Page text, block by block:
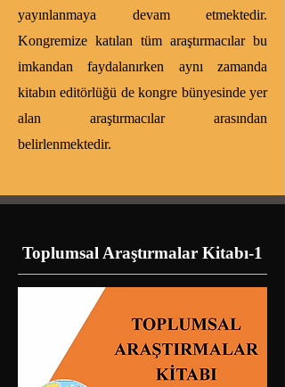
yayınlanmaya devam etmektedir.
Kongremize katılan tüm araştırmacılar bu
imkandan faydalanırken aynı zamanda
kitabın editörlüğü de kongre bünyesinde yer
alan araştırmacılar arasından
belirlenmektedir.
Toplumsal Araştırmalar Kitabı-1